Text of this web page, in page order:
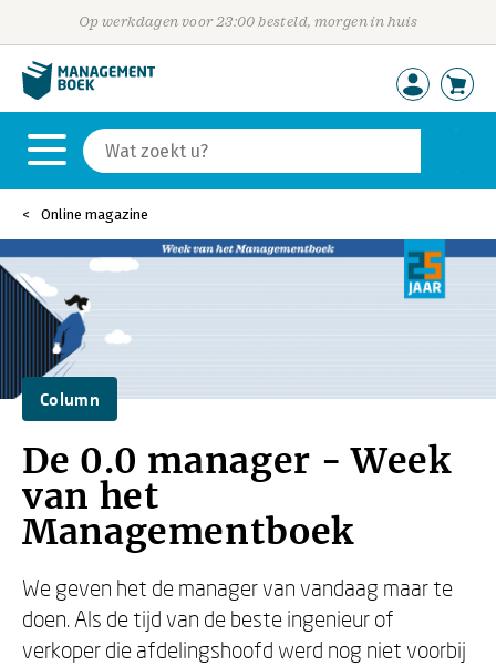
Op werkdagen voor 23:00 besteld, morgen in huis
Online magazine
Column
De 0.0 manager - Week
van het
Managementboek
We geven het de manager van vandaag maar te
doen. Als de tijd van de beste ingenieur of
verkoper die afdelingshoofd werd nog niet voorbij